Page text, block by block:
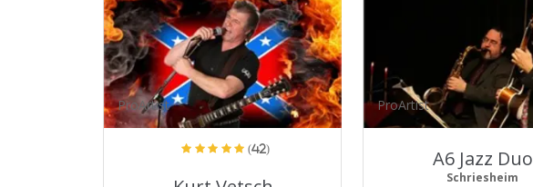
ProArtist
(42)
ProArtist
A6 Jazz Duo
Schriesheim